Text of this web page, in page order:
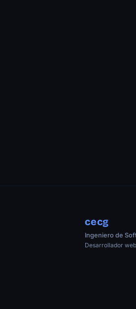
cecg
Ingeniero de
Desarrollador